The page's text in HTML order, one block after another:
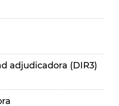
adjudicadora (DIR3)